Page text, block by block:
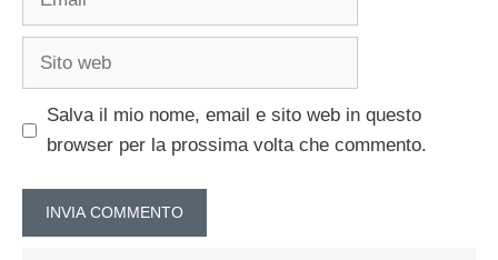
Sito
Salva il mio nome, email e sito web in questo
browser per la prossima volta che commento.